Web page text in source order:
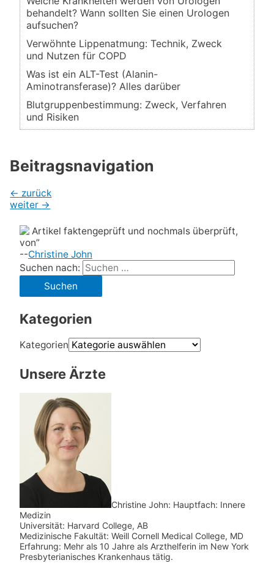
behandelt? Wann sollten Sie einen Urologen
aufsuchen?
Verwöhnte Lippenatmung: Technik, Zweck
und Nutzen für COPD
Was ist ein ALT-Test (Alanin-
Aminotransferase)? Alles darüber
Blutgruppenbestimmung: Zweck, Verfahren
und Risiken
Beitragsnavigation
← zurück
weiter →
Artikel faktengeprüft und nochmals überprüft,
von”
--Christine John
Suchen nach:
Kategorien
Kategorien
Unsere Ärzte
Christine John: Hauptfach: Innere
Medizin
Universität: Harvard College, AB
Medizinische Fakultät: Weill Cornell Medical College, MD
Erfahrung: Mehr als 10 Jahre als Arzthelferin im New York
Presbyterianisches Krankenhaus tätig.